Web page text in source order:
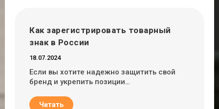
Как зарегистрировать товарный
знак в России
18.07.2024
Если вы хотите надежно защитить свой
бренд и укрепить позиции…
Читать